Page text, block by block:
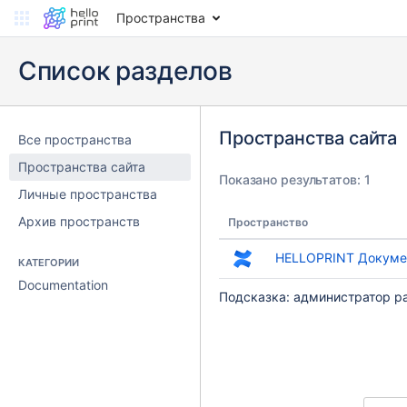
Пространства
Список разделов
Все пространства
Пространства сайта
Личные пространства
Архив пространств
КАТЕГОРИИ
Documentation
Пространства сайта
Показано результатов: 1
Пространство
HELLOPRINT
Подсказка: администратор